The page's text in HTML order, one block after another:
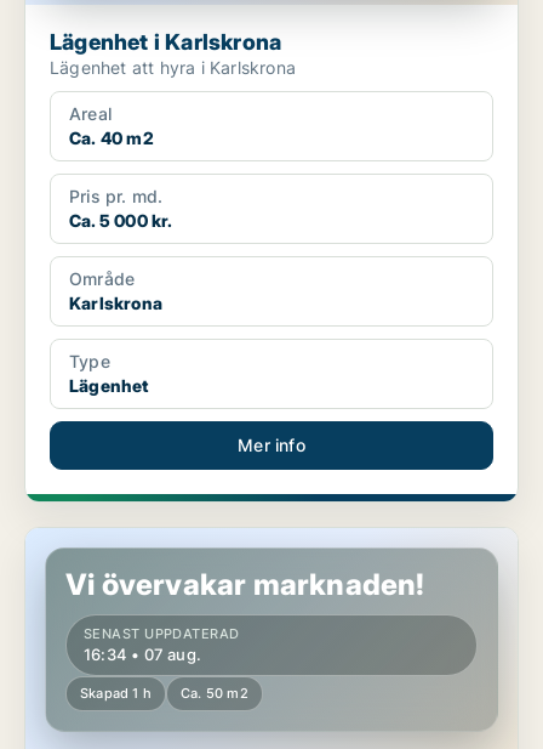
Lägenhet i Karlskrona
Lägenhet att hyra i Karlskrona
Areal
Ca. 40 m2
Pris pr. md.
Ca. 5 000 kr.
Område
Karlskrona
Type
Lägenhet
Mer info
Lägenhet i Karlskrona
Vi övervakar marknaden!
SENAST UPPDATERAD
16:34 • 07 aug.
Skapad 1 h Ca. 50 m2